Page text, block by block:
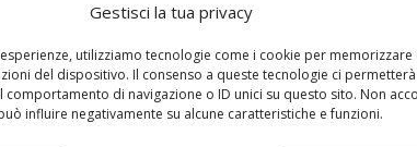
Gestisci la tua privacy
utilizziamo tecnologie come i cookie per memorizzare
del dispositivo. Il consenso a queste tecnologie ci
di navigazione o ID unici su questo sito. Non
influire negativamente su alcune caratteristiche e funzioni.